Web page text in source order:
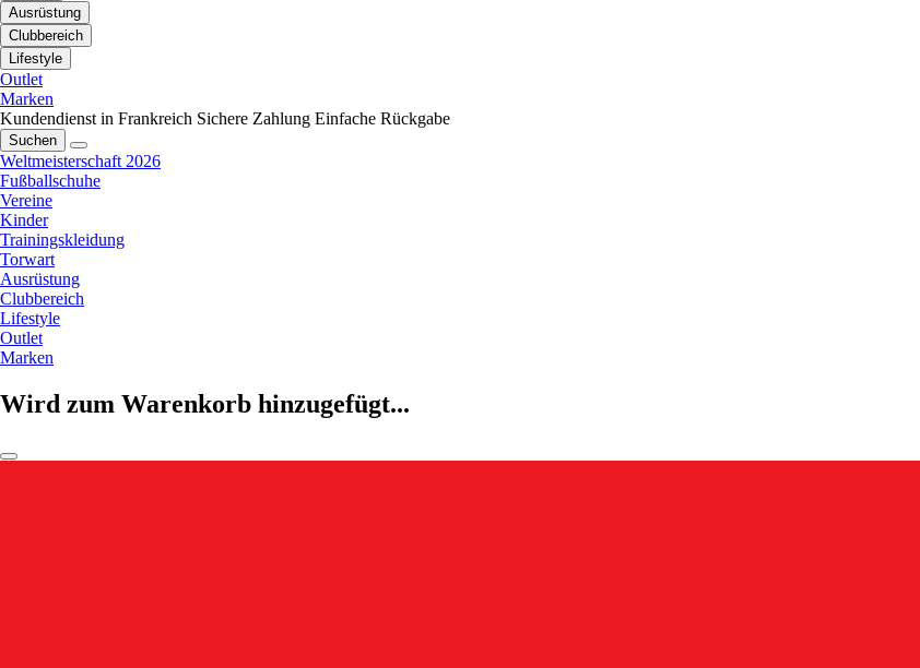
Ausrüstung
Clubbereich
Lifestyle
Outlet
Marken
Kundendienst in Frankreich Sichere Zahlung Einfache Rückgabe
Suchen
Weltmeisterschaft 2026
Fußballschuhe
Vereine
Kinder
Trainingskleidung
Torwart
Ausrüstung
Clubbereich
Lifestyle
Outlet
Marken
Wird zum Warenkorb hinzugefügt...